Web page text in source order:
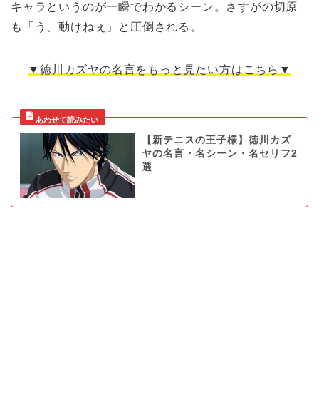
キャラというのが一瞬でわかるシーン。さすがの切原
も「う、動けねぇ」と圧倒される。
▼徳川カズヤの名言をもっと見たい方はこちら▼
【新テニスの王子様】徳川カズ
ヤの名言・名シーン・名セリフ2
選